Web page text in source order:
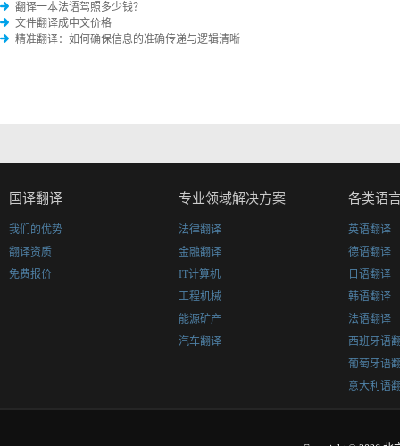
翻译一本法语驾照多少钱？
文件翻译成中文价格
精准翻译：如何确保信息的准确传递与逻辑清晰
国译翻译
我们的优势
翻译资质
免费报价
专业领域解决方案
法律翻译
金融翻译
IT计算机
工程机械
能源矿产
汽车翻译
各类语
英语翻译
德语翻译
日语翻译
韩语翻译
法语翻译
西班牙语
葡萄牙语
意大利语